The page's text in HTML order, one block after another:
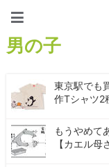
男の子
東京駅でも
作Tシャツ2
もうやめて
【カエル母